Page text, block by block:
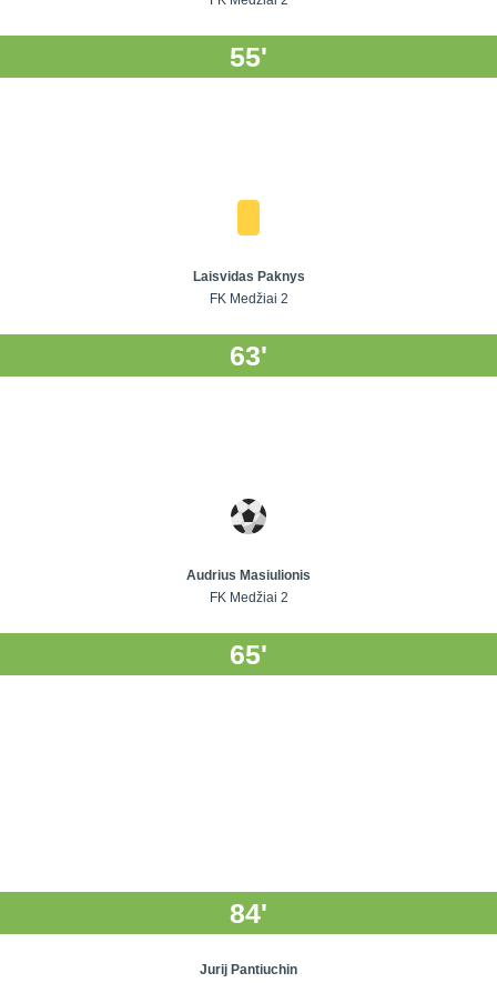
55'
Laisvidas Paknys
FK Medžiai 2
63'
Audrius Masiulionis
FK Medžiai 2
65'
84'
Jurij Pantiuchin